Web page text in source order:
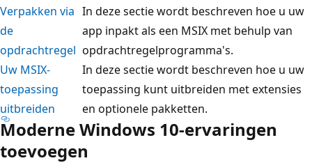
Verpakken via
de
opdrachtregel
In deze sectie wordt beschreven hoe u uw
app inpakt als een MSIX met behulp van
opdrachtregelprogramma's.
Uw MSIX-
toepassing
uitbreiden
In deze sectie wordt beschreven hoe u uw
toepassing kunt uitbreiden met extensies
en optionele pakketten.
Moderne Windows 10-ervaringen
toevoegen